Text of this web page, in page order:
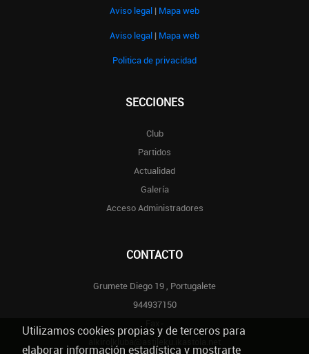
Aviso legal | Mapa web
Aviso legal | Mapa web
Politica de privacidad
SECCIONES
Club
Partidos
Actualidad
Galería
Acceso Administradores
CONTACTO
Grumete Diego 19 , Portugalete
944937150
Utilizamos cookies propias y de terceros para
elaborar información estadística y mostrarte